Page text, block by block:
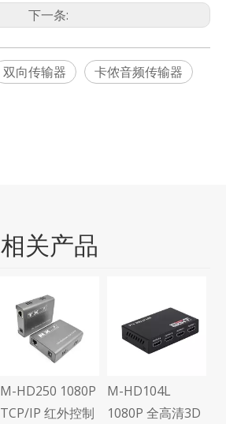
下一条:
双向传输器
卡侬音频传输器
相关产品
M-HD250 1080P
TCP/IP 红外控制
M-HD104L
1080P 全高清3D